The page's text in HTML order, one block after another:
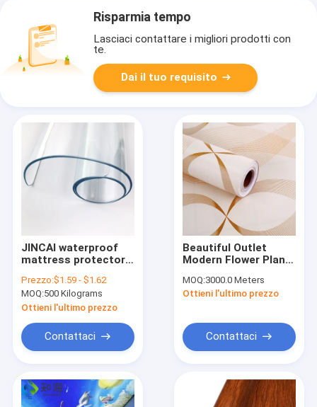
Risparmia tempo
Lasciaci contattare i migliori prodotti con
te.
Dai il tuo requisito
JINCAI waterproof
mattress protector
foil pvc mattress
film super clear
plastic film
Prezzo:$1.59 - $1.62
MOQ:500 Kilograms
Ottieni l'ultimo prezzo
Contattaci
Beautiful Outlet
Modern Flower Plant
Wallpaper for
Bedroom or Home
MOQ:3000.0 Meters
Ottieni l'ultimo prezzo
Contattaci